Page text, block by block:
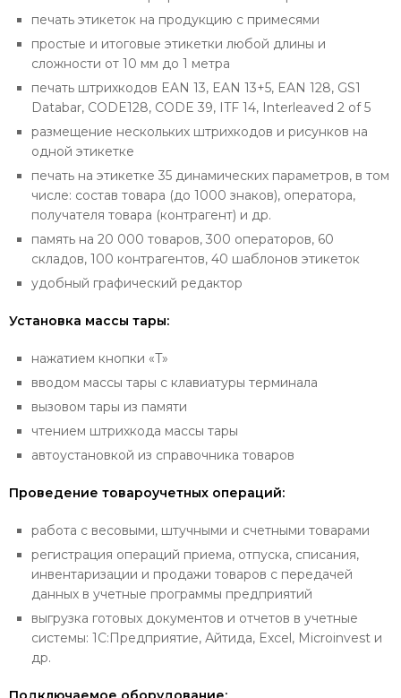
печать этикеток на продукцию с примесями
простые и итоговые этикетки любой длины и
сложности от 10 мм до 1 метра
печать штрихкодов EAN 13, EAN 13+5, EAN 128, GS1
Databar, CODE128, CODE 39, ITF 14, Interleaved 2 of 5
размещение нескольких штрихкодов и рисунков на
одной этикетке
печать на этикетке 35 динамических параметров, в том
числе: состав товара (до 1000 знаков), оператора,
получателя товара (контрагент) и др.
память на 20 000 товаров, 300 операторов, 60
складов, 100 контрагентов, 40 шаблонов этикеток
удобный графический редактор
Установка массы тары:
нажатием кнопки «T»
вводом массы тары с клавиатуры терминала
вызовом тары из памяти
чтением штрихкода массы тары
автоустановкой из справочника товаров
Проведение товароучетных операций:
работа с весовыми, штучными и счетными товарами
регистрация операций приема, отпуска, списания,
инвентаризации и продажи товаров с передачей
данных в учетные программы предприятий
выгрузка готовых документов и отчетов в учетные
системы: 1С:Предприятие, Айтида, Excel, Microinvest и
др.